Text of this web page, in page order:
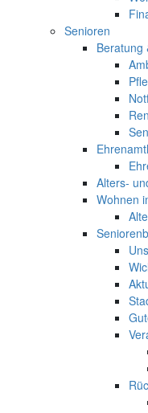
Senioren
Beratung
Alters-
Wohnen